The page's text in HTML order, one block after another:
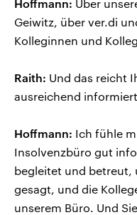
Hoffmann: Über
Geiwitz, über ver.di
Kolleginnen und
Raith: Und das reicht
ausreichend
Hoffmann: Ich fühle
Insolvenzbüro gut
begleitet und betreut,
gesagt, und die
unserem Büro. Und